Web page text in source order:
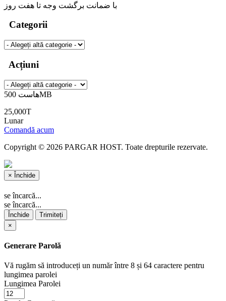
با ضمانت برگشت وجه تا هفت روز
Categorii
Acțiuni
هاست 500MB
25,000T
Lunar
Comandă acum
Copyright © 2026 PARGAR HOST. Toate drepturile rezervate.
× Închide
se încarcă...
se încarcă...
Închide
Trimiteți
×
Generare Parolă
Vă rugăm să introduceți un număr între 8 și 64 caractere pentru
lungimea parolei
Lungimea Parolei